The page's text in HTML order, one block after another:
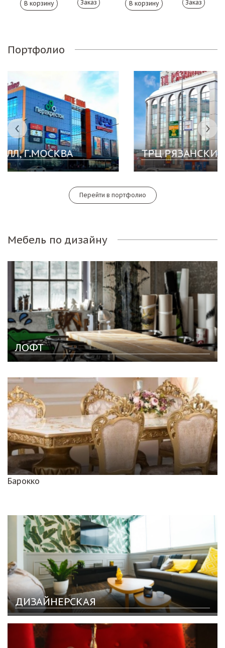
Заказ Заказ
Портфолио
ТРЦ РЯЗАНСКИЙ, Г.МОСКВА
Перейти в портфолио
Мебель по дизайну
ЛОФТ
Барокко
ДИЗАЙНЕРСКАЯ